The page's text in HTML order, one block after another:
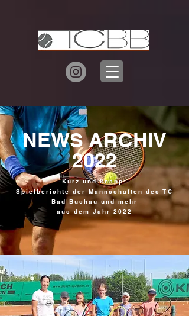
NEWS ARCHIV
2022
Kurz und knapp:
Spielberichte der Mannschaften des TC
Bad Buchau und mehr
aus dem Jahr 2022
#tcbadbuchau: Mehr News zum TC